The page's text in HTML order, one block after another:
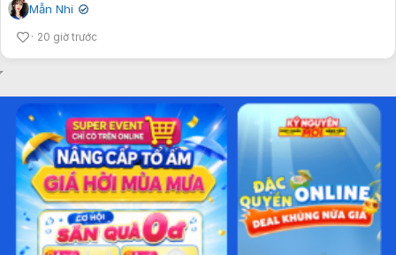
Mẫn Nhi ✔
20 giờ trước